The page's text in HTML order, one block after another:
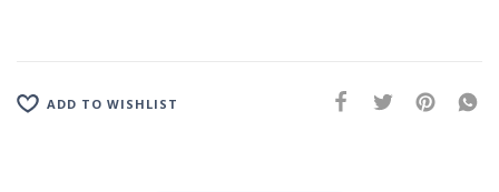
ADD TO WISHLIST